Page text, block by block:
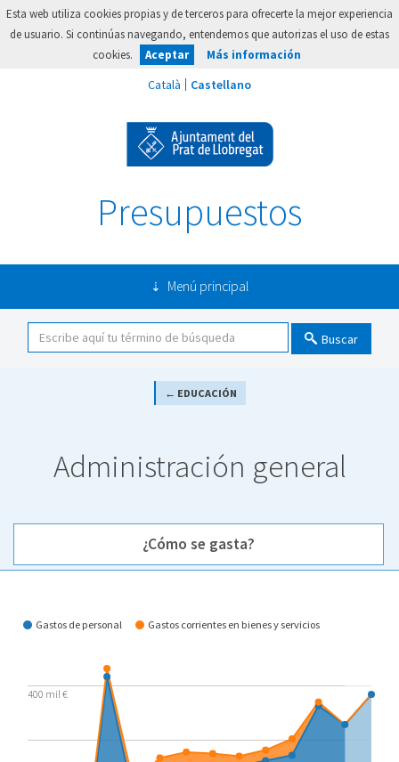
Esta web utiliza cookies propias y de terceros para ofrecerte la mejor experiencia
de usuario. Si continúas navegando, entendemos que autorizas el uso de estas
cookies.
Aceptar Más información
Presupuestos
Menú principal
Buscar
← EDUCACIÓN
Administración general
¿Cómo se gasta?
Gastos de personal Gastos corrientes en bienes y servicios
400 mil €